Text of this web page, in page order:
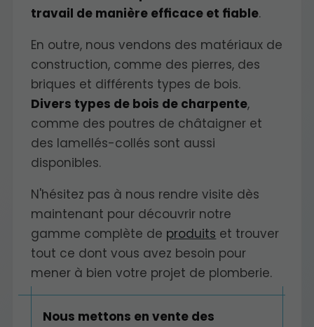
travail de manière efficace et fiable.
En outre, nous vendons des matériaux de
construction, comme des pierres, des
briques et différents types de bois.
Divers types de bois de charpente,
comme des poutres de châtaigner et
des lamellés-collés sont aussi
disponibles.
N'hésitez pas à nous rendre visite dès
maintenant pour découvrir notre
gamme complète de produits et trouver
tout ce dont vous avez besoin pour
mener à bien votre projet de plomberie.
Nous mettons en vente des